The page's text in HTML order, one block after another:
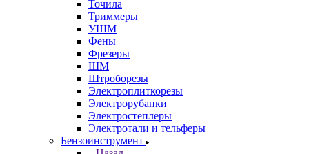
Точила
Триммеры
УШМ
Фены
Фрезеры
ШМ
Штроборезы
Электроплиткорезы
Электрорубанки
Электростеплеры
Электротали и тельферы
Бензоинструмент